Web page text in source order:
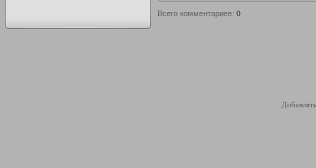
Всего комментариев: 0